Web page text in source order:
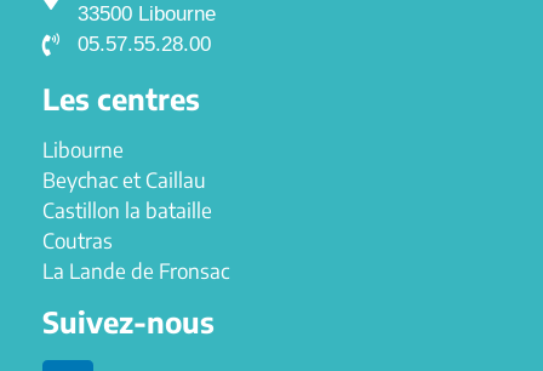
33500 Libourne
05.57.55.28.00
Les centres
Libourne
Beychac et Caillau
Castillon la bataille
Coutras
La Lande de Fronsac
Suivez-nous